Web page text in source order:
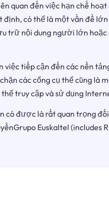
quan đến việc hạn chế
định, có thể là một vấn đề
trữ nội dung người lớn
việc tiếp cận đến các nền
các cổng cụ thể cũng là
truy cập và sử dụng
có được là rất quan trọng
Euskaltel (includes